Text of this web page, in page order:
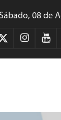
Sábado, 08 de